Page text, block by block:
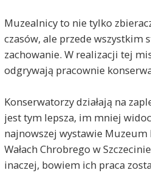
Muzealnicy to nie tylko
czasów, ale przede wszystkim
zachowanie. W realizacji tej
odgrywają pracownie
Konserwatorzy działają na
jest tym lepsza, im mniej
najnowszej wystawie
Wałach Chrobrego w
inaczej, bowiem ich praca